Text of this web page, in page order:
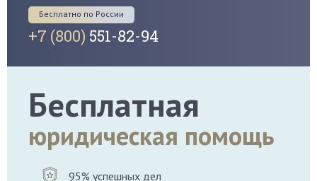
Бесплатно по России
+7 (800) 551-82-94
Бесплатная
юридическая помощь
95% успешных дел